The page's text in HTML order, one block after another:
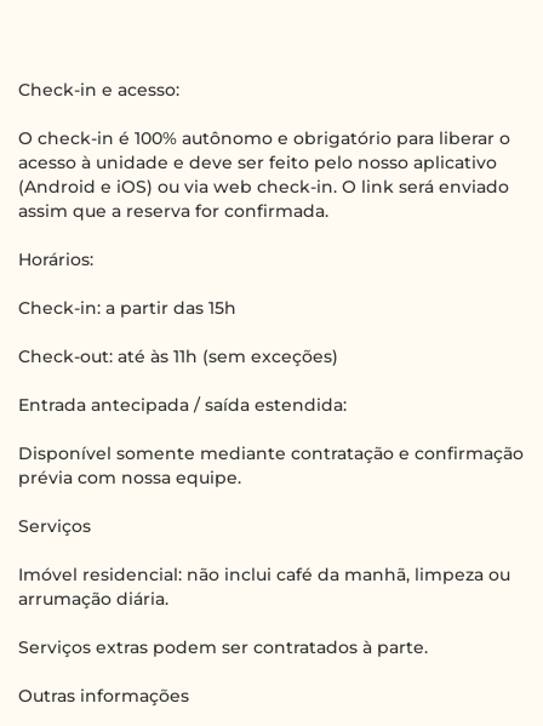
Check-in e acesso:
O check-in é 100% autônomo e obrigatório para liberar o
acesso à unidade e deve ser feito pelo nosso aplicativo
(Android e iOS) ou via web check-in. O link será enviado
assim que a reserva for confirmada.
Horários:
Check-in: a partir das 15h
Check-out: até às 11h (sem exceções)
Entrada antecipada / saída estendida:
Disponível somente mediante contratação e confirmação
prévia com nossa equipe.
Serviços
Imóvel residencial: não inclui café da manhã, limpeza ou
arrumação diária.
Serviços extras podem ser contratados à parte.
Outras informações